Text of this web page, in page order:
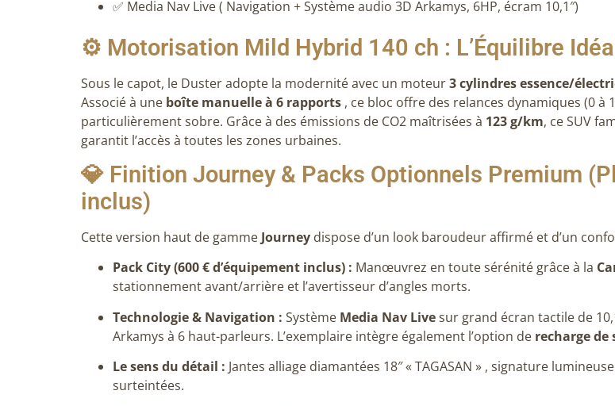
✅ Media Nav Live ( Navigation + Système audio 3D Arkamys, 6HP, écram 10,1″)
⚙️ Motorisation Mild Hybrid 140 ch : L’Équilibre
Sous le capot, le Duster adopte la modernité avec un moteur3 cylindres essence/
Associé à une boîte manuelle à 6 rapports , ce bloc offre des relances dynamiques (0 à
particulièrement sobre. Grâce à des émissions de CO2 maîtrisées à 123 g/km, ce SUV
garantit l’accès à toutes les zones urbaines.
💎 Finition Journey & Packs Optionnels Premium
inclus)
Cette version haut de gamme Journey dispose d’un look baroudeur affirmé et d’un
Pack City (600 € d’équipement inclus) : Manœuvrez en toute sérénité grâce à la
stationnement avant/arrière et l’avertisseur d’angles morts.
Technologie & Navigation : Système Media Nav Livesur grand écran tactile de
Arkamys à 6 haut-parleurs. L’exemplaire intègre également l’option de recharge
Le sens du détail : Jantes alliage diamantées 18″ « TAGASAN » , signature lumineuse
surteintées.